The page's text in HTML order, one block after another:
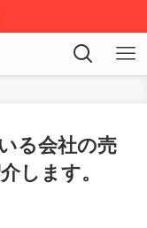
る会社の売
します。